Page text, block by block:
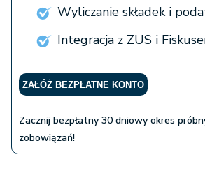
Wyliczanie składek i
Integracja z ZUS i
ZAŁÓŻ BEZPŁATNE KONTO
Zacznij bezpłatny 30 dniowy okres
zobowiązań!